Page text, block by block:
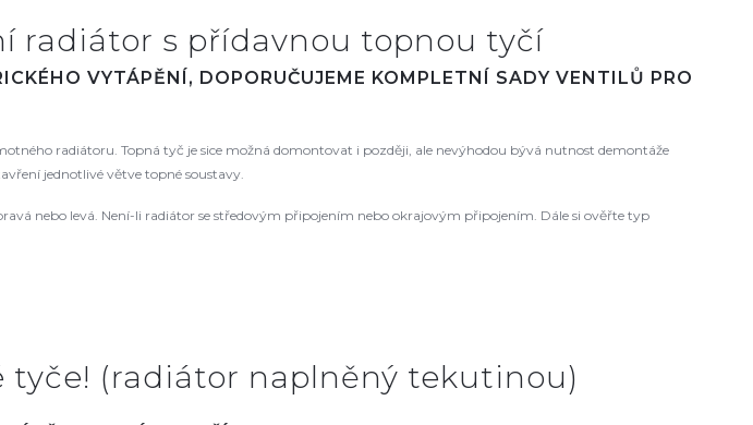
radiátor s přídavnou topnou tyčí
VYTÁPĚNÍ, DOPORUČUJEME KOMPLETNÍ SADY VENTILŮ PRO
radiátoru. Topná tyč je sice možná domontovat i později, ale nevýhodou bývá nutnost demontáže
jednotlivé větve topné soustavy.
nebo levá. Není-li radiátor se středovým připojením nebo okrajovým připojením. Dále si ověřte typ
(radiátor naplněný tekutinou)